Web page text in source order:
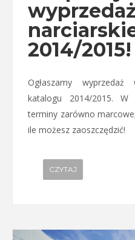
2014/2015!
Ogłaszamy
katalogu 2014/2015.
terminy zarówno
ile możesz zaoszczędzić!
CZYTAJ